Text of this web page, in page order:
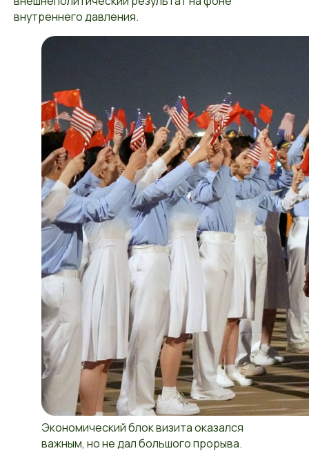
внутреннего давления.
Экономический блок визита оказался
важным, но не дал большого прорыва.